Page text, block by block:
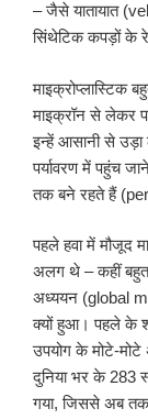
– जैसे यातायात
सिंथेटिक कपड़ों के
माइक्रोप्लास्टिक
माइक्रॉन से लेकर
इन्हें आसानी से
पर्यावरण में पहुंच
तक बने रहते हैं
पहले हवा में मौजूद
अलग थे – कहीं
अध्ययन (global
क्यों हुआ। पहले के
उपयोग के मोटे-
दुनिया भर के 283
गया, जिससे अब तक